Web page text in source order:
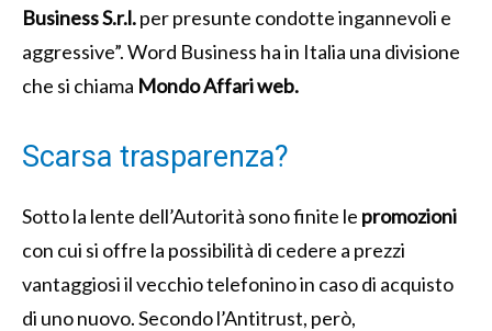
Business S.r.l.per presunte condotte ingannevoli e
aggressive”. Word Business ha in Italia una divisione
che si chiama Mondo Affari web.
Scarsa trasparenza?
Sotto la lente dell’Autorità sono finite le promozioni
con cui si offre la possibilità di cedere a prezzi
vantaggiosi il vecchio telefonino in caso di acquisto
di uno nuovo. Secondo l’Antitrust, però,